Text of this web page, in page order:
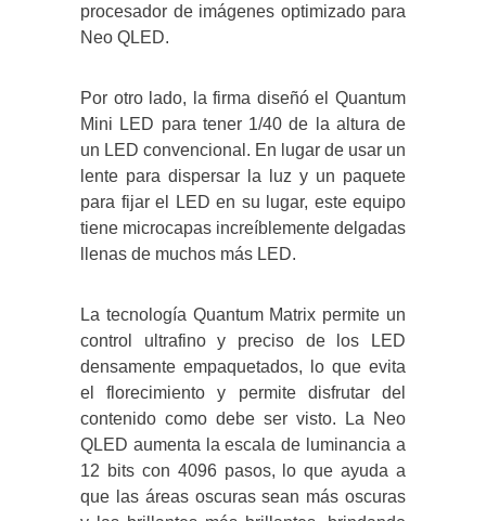
procesador de imágenes optimizado para
Neo QLED.
Por otro lado, la firma diseñó el Quantum
Mini LED para tener 1/40 de la altura de
un LED convencional. En lugar de usar un
lente para dispersar la luz y un paquete
para fijar el LED en su lugar, este equipo
tiene microcapas increíblemente delgadas
llenas de muchos más LED.
La tecnología Quantum Matrix permite un
control ultrafino y preciso de los LED
densamente empaquetados, lo que evita
el florecimiento y permite disfrutar del
contenido como debe ser visto. La Neo
QLED aumenta la escala de luminancia a
12 bits con 4096 pasos, lo que ayuda a
que las áreas oscuras sean más oscuras